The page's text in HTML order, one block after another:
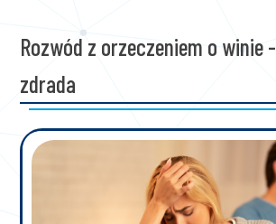
Rozwód z orzeczeniem o winie -
zdrada